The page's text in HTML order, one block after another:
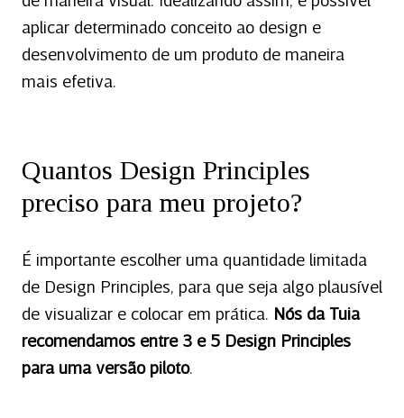
aplicar determinado conceito ao design e
desenvolvimento de um produto de maneira
mais efetiva.
Quantos Design Principles
preciso para meu projeto?
É importante escolher uma quantidade limitada
de Design Principles, para que seja algo plausível
de visualizar e colocar em prática. Nós da Tuia
recomendamos entre 3 e 5 Design Principles
para uma versão piloto.